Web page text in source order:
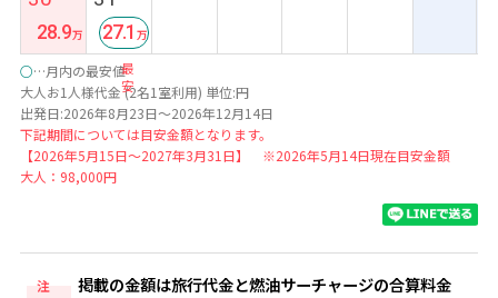
28.9
最
安
27.1
○…月内の最安値
大人お1人様代金 (2名1室利用) 単位:円
出発日:2026年8月23日～2026年12月14日
下記期間については目安金額となります。
【2026年5月15日～2027年3月31日】 ※2026年5月14日現在目安金額
大人：98,000円
注
掲載の金額は旅行代金と燃油サーチャージの合算料金